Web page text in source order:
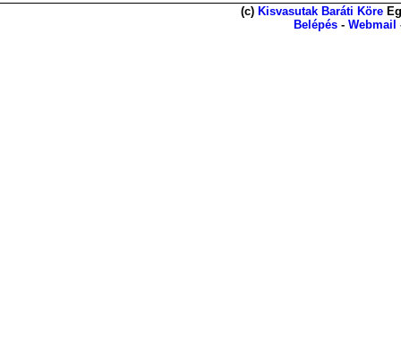
(c) Kisvasutak Baráti Köre
Belépés - Webmail